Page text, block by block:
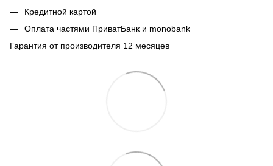
Кредитной картой
Оплата частями ПриватБанк и monobank
Гарантия от производителя 12 месяцев